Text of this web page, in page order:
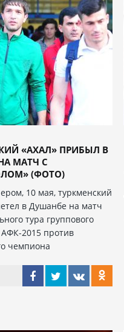
«АХАЛ» ПРИБЫЛ В
МАТЧ С
(ФОТО)
10 мая, туркменский
в Душанбе на матч
тура группового
АФК-2015 против
чемпиона